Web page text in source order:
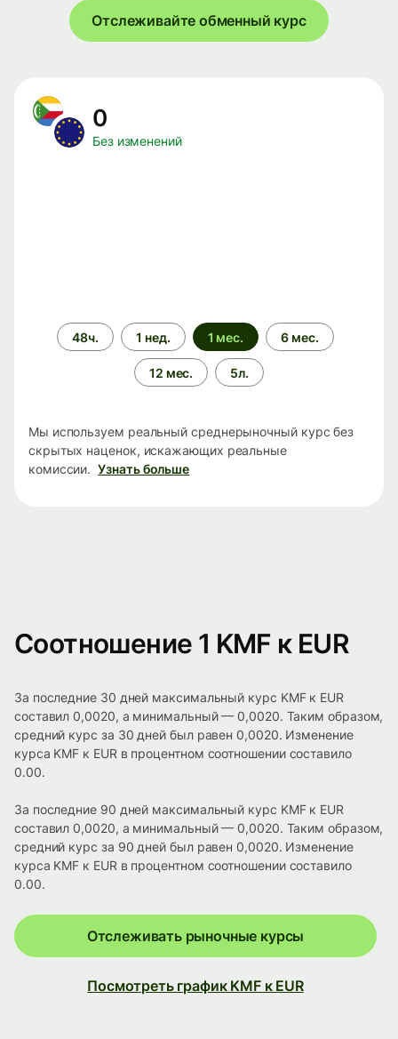
Отслеживайте обменный курс
0
Без изменений
Период
времени
48ч. 1 нед. 1 мес. 6 мес.
12 мес. 5л.
Мы используем реальный среднерыночный курс без
скрытых наценок, искажающих реальные
комиссии. Узнать больше
Соотношение 1 KMF к EUR
За последние 30 дней максимальный курс KMF к EUR
составил 0,0020, а минимальный — 0,0020. Таким образом,
средний курс за 30 дней был равен 0,0020. Изменение
курса KMF к EUR в процентном соотношении составило
0.00.
За последние 90 дней максимальный курс KMF к EUR
составил 0,0020, а минимальный — 0,0020. Таким образом,
средний курс за 90 дней был равен 0,0020. Изменение
курса KMF к EUR в процентном соотношении составило
0.00.
Отслеживать рыночные курсы
Посмотреть график KMF к EUR